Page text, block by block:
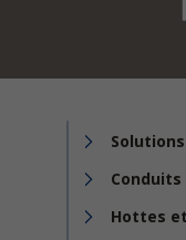
Hottes